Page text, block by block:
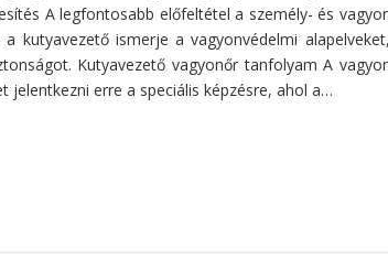
A legfontosabb előfeltétel a személy- és
kutyavezető ismerje a vagyonvédelmi
Kutyavezető vagyonőr tanfolyam A
jelentkezni erre a speciális képzésre, ahol a…